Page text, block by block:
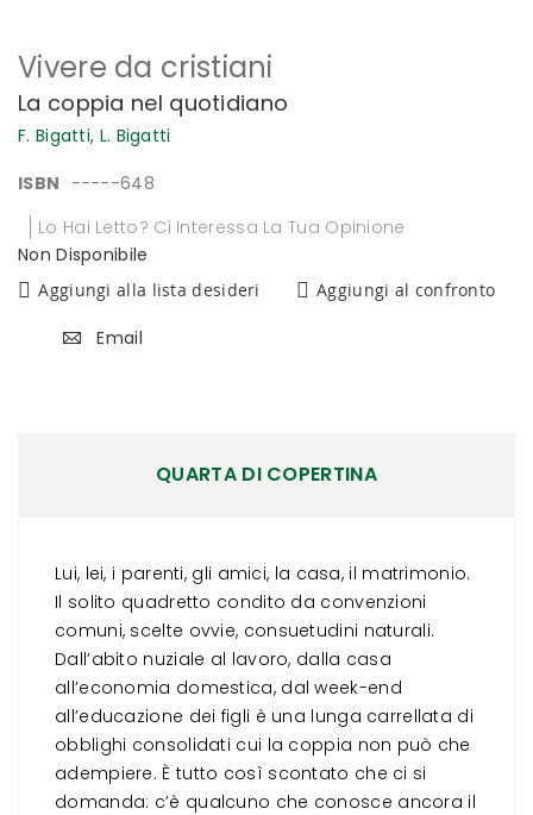
Vivere da cristiani
La coppia nel quotidiano
F. Bigatti, L. Bigatti
ISBN -----648
Lo Hai Letto? Ci Interessa La Tua Opinione
Non Disponibile
Aggiungi alla lista desideri Aggiungi al confronto
Email
all'inizio
galleria
di
QUARTA DI COPERTINA
Lui, lei, i parenti, gli amici, la casa, il matrimonio.
Il solito quadretto condito da convenzioni
comuni, scelte ovvie, consuetudini naturali.
Dall’abito nuziale al lavoro, dalla casa
all’economia domestica, dal week-end
all’educazione dei figli è una lunga carrellata di
obblighi consolidati cui la coppia non può che
adempiere. È tutto così scontato che ci si
domanda: c’è qualcuno che conosce ancora il